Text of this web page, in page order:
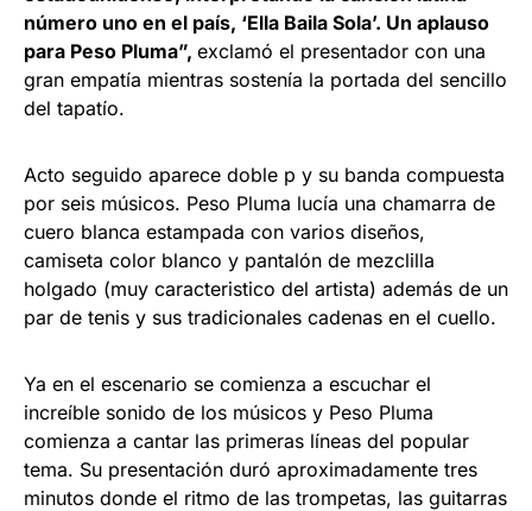
número uno en el país, ‘Ella Baila Sola’. Un aplauso
para Peso Pluma”, exclamó el presentador con una
gran empatía mientras sostenía la portada del sencillo
del tapatío.
Acto seguido aparece doble p y su banda compuesta
por seis músicos. Peso Pluma lucía una chamarra de
cuero blanca estampada con varios diseños,
camiseta color blanco y pantalón de mezclilla
holgado (muy caracteristico del artista) además de un
par de tenis y sus tradicionales cadenas en el cuello.
Ya en el escenario se comienza a escuchar el
increíble sonido de los músicos y Peso Pluma
comienza a cantar las primeras líneas del popular
tema. Su presentación duró aproximadamente tres
minutos donde el ritmo de las trompetas, las guitarras